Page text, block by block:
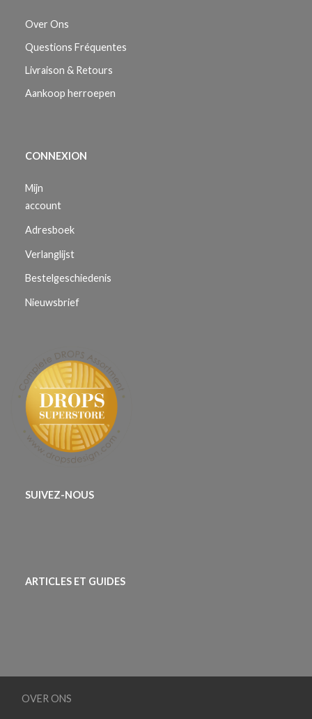
Over Ons
Questions Fréquentes
Livraison & Retours
Aankoop herroepen
CONNEXION
Mijn
account
Adresboek
Verlanglijst
Bestelgeschiedenis
Nieuwsbrief
SUIVEZ-NOUS
ARTICLES ET GUIDES
OVER ONS